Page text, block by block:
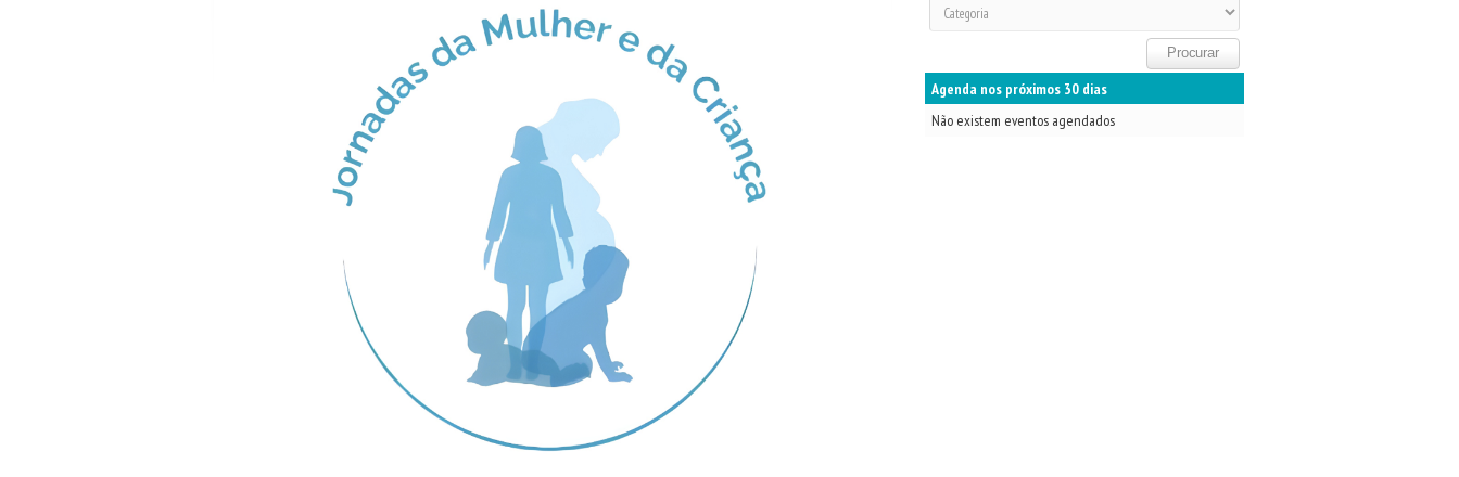
Agenda nos próximos 30 dias
Não existem eventos agendados